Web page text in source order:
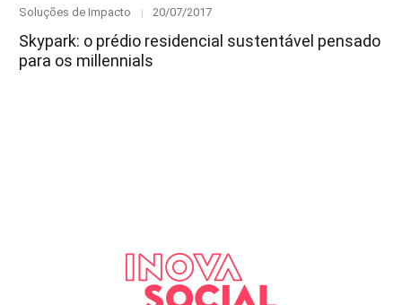
Category
Soluções de Impacto
Posted
20/07/2017
Skypark: o prédio residencial sustentável pensado
para os millennials